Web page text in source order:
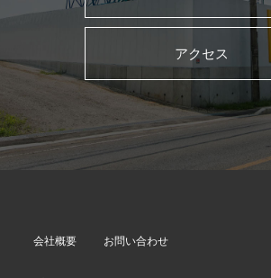
アクセス
会社概要 お問い合わせ